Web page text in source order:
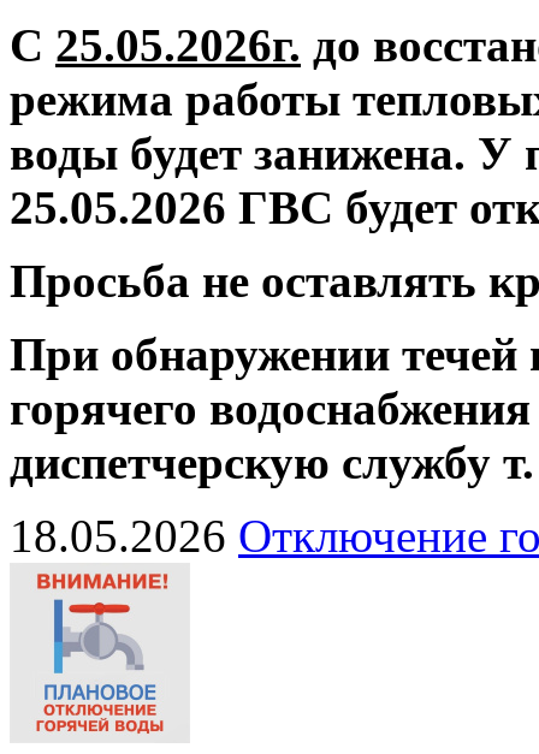
С 25.05.2026г. до
режима работы
воды будет занижена. У
25.05.2026 ГВС будет
Просьба не оставлять
При обнаружении течей
горячего
диспетчерскую службу
18.05.2026 Отключение